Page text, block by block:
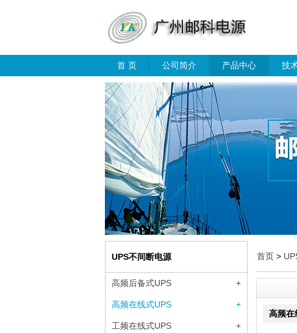
首 页 公司简介 产品中心 技
UPS不间断电源
+
高频后备式UPS
+
高频在线式UPS
+
工频在线式UPS
首页 >
高频在